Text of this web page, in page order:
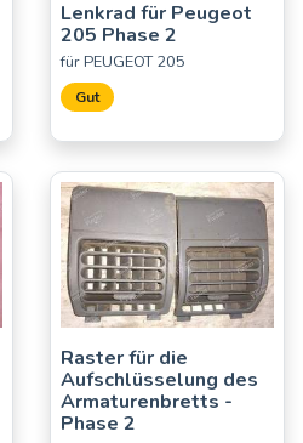
Lenkrad für Peugeot
205 Phase 2
für PEUGEOT 205
Gut
Raster für die
Aufschlüsselung des
Armaturenbretts -
Phase 2